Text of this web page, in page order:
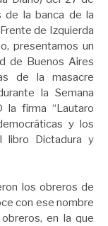
de la banca de la
de Izquierda
presentamos un
de Buenos Aires
de la masacre
la Semana
la firma “Lautaro
y los
libro Dictadura y
los obreros de
con ese nombre
en la que